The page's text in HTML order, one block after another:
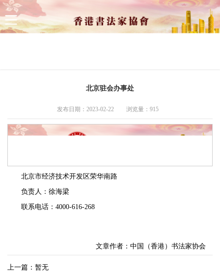
北京驻会办事处
发布日期：2023-02-22 浏览量： 915
北京市经济技术开发区荣华南路
负责人：徐海梁
联系电话：4000-616-268
文章作者：中国（香港）书法家协会
上一篇：暂无